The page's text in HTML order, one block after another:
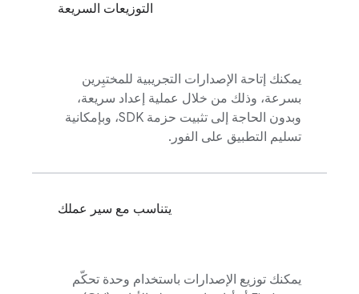
التوزيعات السريعة
يمكنك إتاحة الإصدارات التجريبية للمختبِرين
بسرعة، وذلك من خلال عملية إعداد سريعة،
وبدون الحاجة إلى تثبيت حزمة SDK، وبإمكانية
تسليم التطبيق على الفور.
يتناسب مع سير عملك
يمكنك توزيع الإصدارات باستخدام وحدة تحكّم